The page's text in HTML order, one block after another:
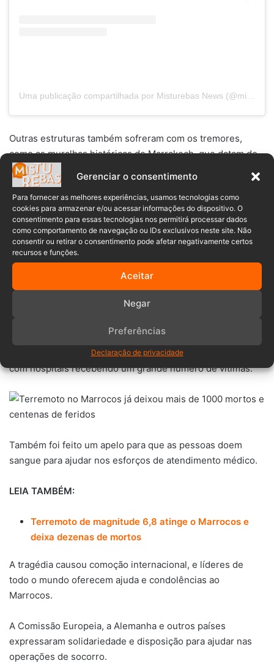
Gerenciar o consentimento
Para fornecer as melhores experiências, usamos tecnologias como
cookies para armazenar e/ou acessar informações do dispositivo. O
consentimento para essas tecnologias nos permitirá processar dados
como comportamento de navegação ou IDs exclusivos neste site. Não
consentir ou retirar o consentimento pode afetar negativamente certos
recursos e funções.
Aceitar
Negar
Preferências
Declaração de privacidade
Outras estruturas também sofreram com os tremores,
como as muralhas históricas de Marrakech, que datam do
século XII e foram parcialmente danificadas.
Uma nuvem de poeira também foi vista no topo da
histórica mesquita Koutoubia, de 850 anos, em Marrakech.
Segundo informações da imprensa local, equipes de
resgate trabalham na região para resgatar vítimas presas
nos escombros e prestar assistência aos feridos.
As autoridades marroquinas estão respondendo à crise,
com hospitais recebendo um grande número de vítimas.
Também foi feito um apelo para que as pessoas doem
sangue para ajudar nos esforços de atendimento médico.
LEIA TAMBÉM:
Terremoto de magnitude 6,8 atinge o Marrocos e
deixa dezenas de mortos
A tragédia causou comoção internacional, e líderes de
todo o mundo oferecem ajuda e condolências ao
Marrocos.
A Comissão Europeia, a Alemanha e outros países
expressaram solidariedade e disposição para ajudar nas
operações de socorro.